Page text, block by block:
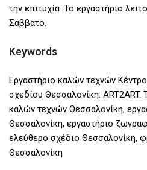
την επιτυχία. Το εργαστήριο
Σάββατο.
Keywords
Εργαστήριο καλών τεχνών
σχεδίου Θεσσαλονίκη. ART2ART.
καλών τεχνών Θεσσαλονίκη,
Θεσσαλονίκη, εργαστήριο
ελεύθερο σχέδιο Θεσσαλονίκη,
Θεσσαλονίκη